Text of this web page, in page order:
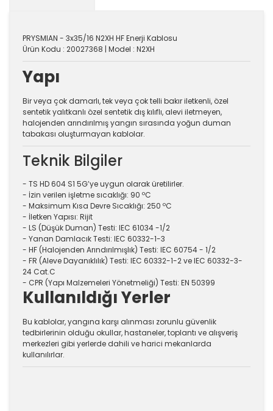
PRYSMIAN - 3x35/16 N2XH HF Enerji Kablosu
Ürün Kodu : 20027368 | Model : N2XH
Yapı
Bir veya çok damarlı, tek veya çok telli bakır iletkenli, özel
sentetik yalıtkanlı özel sentetik dış kılıflı, alevi iletmeyen,
halojenden arındırılmış yangın sırasında yoğun duman
tabakası oluşturmayan kablolar.
Teknik Bilgiler
- TS HD 604 S1 5G’ye uygun olarak üretilirler.
- İzin verilen işletme sıcaklığı: 90 ºC
- Maksimum Kısa Devre Sıcaklığı: 250 ºC
- İletken Yapısı: Rijit
- LS (Düşük Duman) Testi: IEC 61034 -1/2
- Yanan Damlacık Testi: IEC 60332-1-3
- HF (Halojenden Arındırılmışlık) Testi: IEC 60754 - 1/2
- FR (Aleve Dayanıklılık) Testi: IEC 60332-1-2 ve IEC 60332-3-
24 Cat.C
- CPR (Yapı Malzemeleri Yönetmeliği) Testi: EN 50399
Kullanıldığı Yerler
Bu kablolar, yangına karşı alınması zorunlu güvenlik
tedbirlerinin olduğu okullar, hastaneler, toplantı ve alışveriş
merkezleri gibi yerlerde dahili ve harici mekanlarda
kullanılırlar.